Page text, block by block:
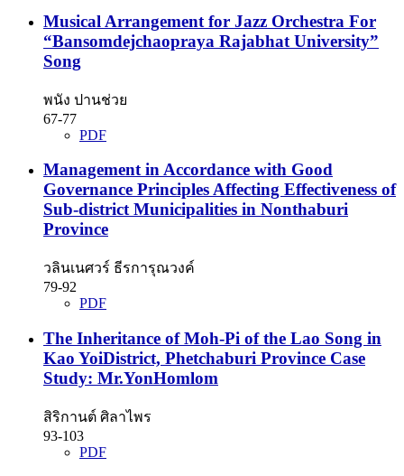
Musical Arrangement for Jazz Orchestra For
“Bansomdejchaopraya Rajabhat University”
Song
พนัง ปานช่วย
67-77
PDF
Management in Accordance with Good
Governance Principles Affecting Effectiveness of
Sub-district Municipalities in Nonthaburi
Province
วลินเนศวร์ ธีรการุณวงค์
79-92
PDF
The Inheritance of Moh-Pi of the Lao Song in
Kao YoiDistrict, Phetchaburi Province Case
Study: Mr.YonHomlom
สิริกานต์ ศิลาไพร
93-103
PDF